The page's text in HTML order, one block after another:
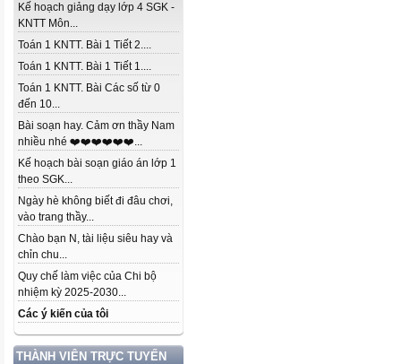
Kế hoạch giảng dạy lớp 4 SGK -
KNTT Môn...
Toán 1 KNTT. Bài 1 Tiết 2....
Toán 1 KNTT. Bài 1 Tiết 1....
Toán 1 KNTT. Bài Các số từ 0
đến 10...
Bài soạn hay. Cảm ơn thầy Nam
nhiều nhé ❤️❤️❤️❤️❤️❤️...
Kế hoạch bài soạn giáo án lớp 1
theo SGK...
Ngày hè không biết đi đâu chơi,
vào trang thầy...
Chào bạn N, tài liệu siêu hay và
chỉn chu...
Quy chế làm việc của Chi bộ
nhiệm kỳ 2025-2030...
Các ý kiến của tôi
THÀNH VIÊN TRỰC TUYẾN